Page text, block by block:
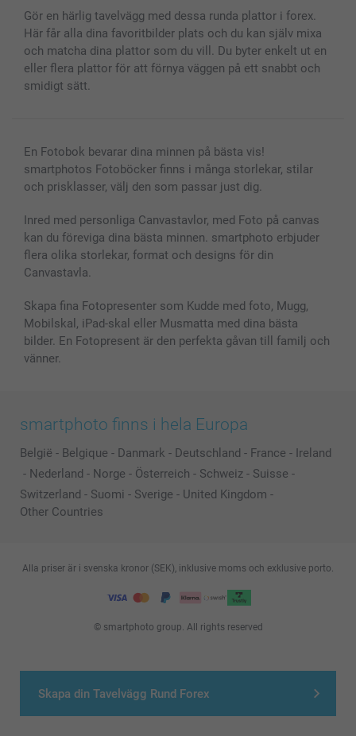
Skapa din Tavelvägg Rund Forex
Fotoalmanackor & Fotoagenda
Fotoramar & Tillbehör
Presentkort
Alla fotoprodukter
Investor Relations
Status på beställningar
Gör en härlig tavelvägg med dessa runda plattor i forex.
Här får alla dina favoritbilder plats och du kan själv mixa
och matcha dina plattor som du vill. Du byter enkelt ut en
eller flera plattor för att förnya väggen på ett snabbt och
smidigt sätt.
En Fotobok bevarar dina minnen på bästa vis!
smartphotos Fotoböcker finns i många storlekar, stilar
och prisklasser, välj den som passar just dig.
Inred med personliga Canvastavlor, med Foto på canvas
kan du föreviga dina bästa minnen. smartphoto erbjuder
flera olika storlekar, format och designs för din
Canvastavla.
Skapa fina Fotopresenter som Kudde med foto, Mugg,
Mobilskal, iPad-skal eller Musmatta med dina bästa
bilder. En Fotopresent är den perfekta gåvan till familj och
vänner.
smartphoto finns i hela Europa
België - Belgique - Danmark - Deutschland - France - Ireland
- Nederland - Norge - Österreich - Schweiz - Suisse -
Switzerland - Suomi - Sverige - United Kingdom -
Other Countries
© smartphoto group. All rights reserved
Alla priser är i svenska kronor (SEK), inklusive moms och exklusive porto.